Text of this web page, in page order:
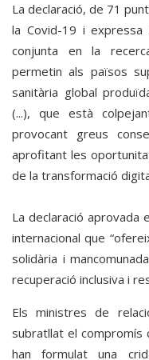
La declaració, de 71
la Covid-19 i
conjunta en la
permetin als països
sanitària global
(...), que està
provocant greus
aprofitant les
de la transformació
La declaració aprovada
internacional que
solidària i
recuperació inclusiva i
Els ministres de
subratllat el compromís
han formulat una